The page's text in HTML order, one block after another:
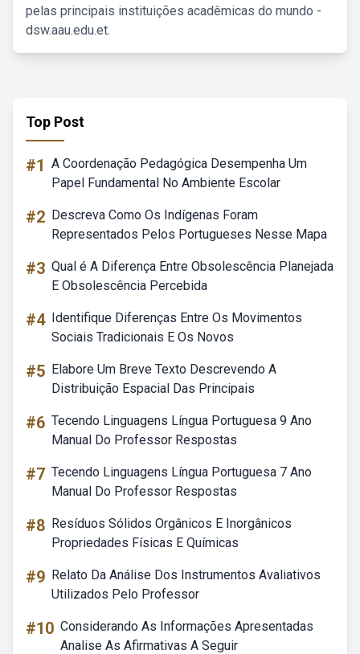
pelas principais instituições acadêmicas do mundo -
dsw.aau.edu.et.
Top Post
#1 A Coordenação Pedagógica Desempenha Um
Papel Fundamental No Ambiente Escolar
#2 Descreva Como Os Indígenas Foram
Representados Pelos Portugueses Nesse Mapa
#3 Qual é A Diferença Entre Obsolescência Planejada
E Obsolescência Percebida
#4 Identifique Diferenças Entre Os Movimentos
Sociais Tradicionais E Os Novos
#5 Elabore Um Breve Texto Descrevendo A
Distribuição Espacial Das Principais
#6 Tecendo Linguagens Língua Portuguesa 9 Ano
Manual Do Professor Respostas
#7 Tecendo Linguagens Língua Portuguesa 7 Ano
Manual Do Professor Respostas
#8 Resíduos Sólidos Orgânicos E Inorgânicos
Propriedades Físicas E Químicas
#9 Relato Da Análise Dos Instrumentos Avaliativos
Utilizados Pelo Professor
#10 Considerando As Informações Apresentadas
Analise As Afirmativas A Seguir